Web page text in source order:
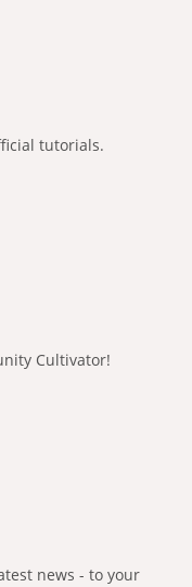
tutorials.
Cultivator!
news - to your